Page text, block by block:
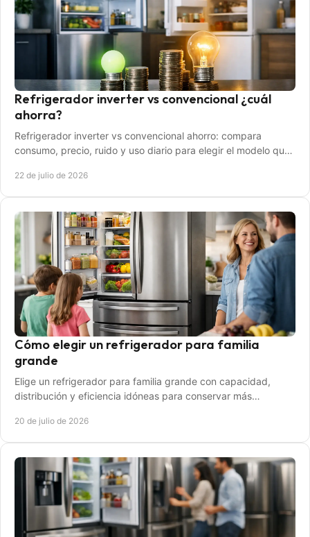
Refrigerador inverter vs convencional ¿cuál
ahorra?
Refrigerador inverter vs convencional ahorro: compara
consumo, precio, ruido y uso diario para elegir el modelo que
22 de julio de 2026
Cómo elegir un refrigerador para familia
grande
Elige un refrigerador para familia grande con capacidad,
distribución y eficiencia idóneas para conservar más
20 de julio de 2026